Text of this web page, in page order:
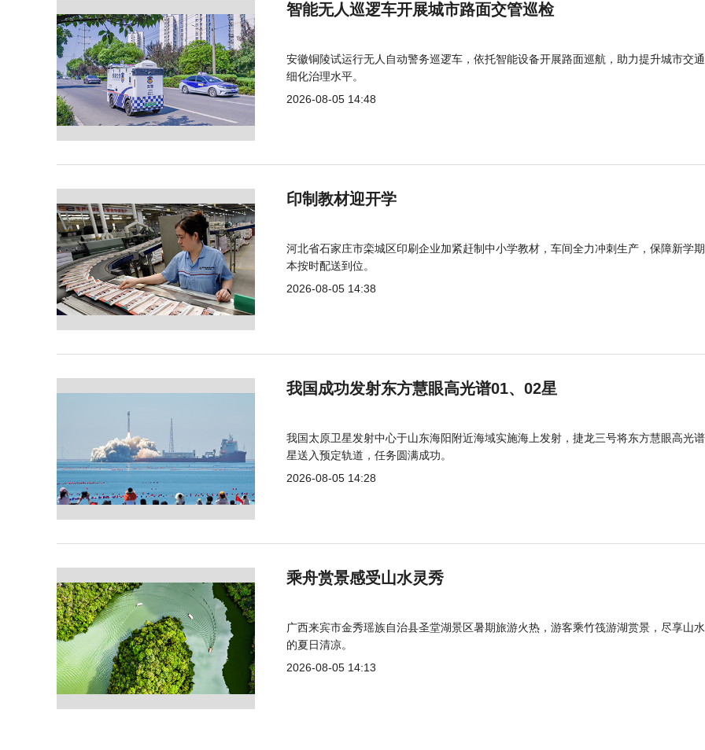
智能无人巡逻车开展城市路面交管巡检
安徽铜陵试运行无人自动警务巡逻车，依托智能设备开展路面巡航，助力提升城市交
细化治理水平。
2026-08-05 14:48
印制教材迎开学
河北省石家庄市栾城区印刷企业加紧赶制中小学教材，车间全力冲刺生产，保障新学
本按时配送到位。
2026-08-05 14:38
我国成功发射东方慧眼高光谱01、02星
我国太原卫星发射中心于山东海阳附近海域实施海上发射，捷龙三号将东方慧眼高光
星送入预定轨道，任务圆满成功。
2026-08-05 14:28
乘舟赏景感受山水灵秀
广西来宾市金秀瑶族自治县圣堂湖景区暑期旅游火热，游客乘竹筏游湖赏景，尽享山
的夏日清凉。
2026-08-05 14:13